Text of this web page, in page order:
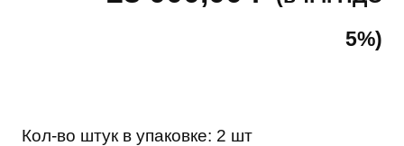
5%)
Кол-во штук в упаковке: 2 шт